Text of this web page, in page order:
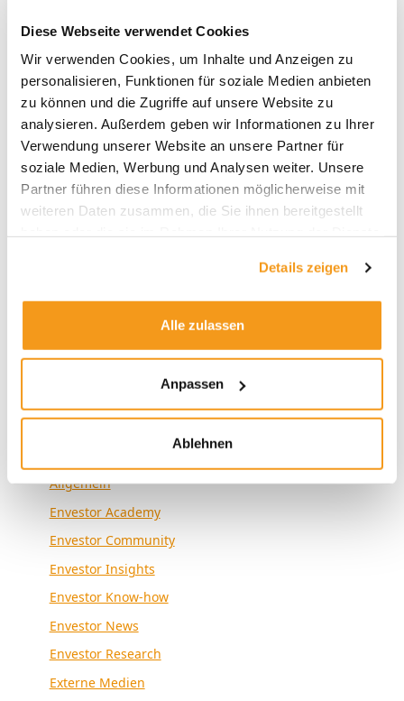
Diese Webseite verwendet Cookies
Wir verwenden Cookies, um Inhalte und Anzeigen zu
personalisieren, Funktionen für soziale Medien anbieten
zu können und die Zugriffe auf unsere Website zu
analysieren. Außerdem geben wir Informationen zu Ihrer
Verwendung unserer Website an unsere Partner für
soziale Medien, Werbung und Analysen weiter. Unsere
Partner führen diese Informationen möglicherweise mit
weiteren Daten zusammen, die Sie ihnen bereitgestellt
Details zeigen
Alle zulassen
Anpassen
Ablehnen
Archive
2026
2025
2024
2023
2022
2019
1970
Allgemein
Envestor Academy
Envestor Community
Envestor Insights
Envestor Know-how
Envestor News
Envestor Research
Externe Medien